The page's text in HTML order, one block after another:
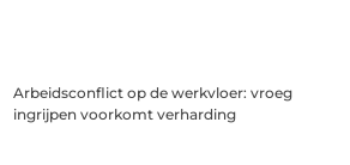
Arbeidsconflict op de werkvloer: vroeg
ingrijpen voorkomt verharding